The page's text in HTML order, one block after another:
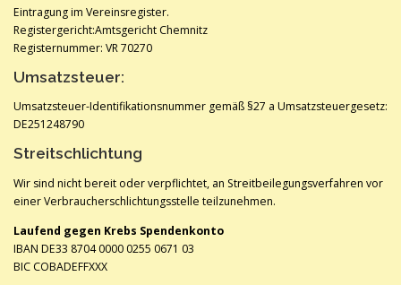
Eintragung im Vereinsregister.
Registergericht:Amtsgericht Chemnitz
Registernummer: VR 70270
Umsatzsteuer:
Umsatzsteuer-Identifikationsnummer gemäß §27 a Umsatzsteuergesetz:
DE251248790
Streitschlichtung
Wir sind nicht bereit oder verpflichtet, an Streitbeilegungsverfahren vor
einer Verbraucherschlichtungsstelle teilzunehmen.
Laufend gegen Krebs Spendenkonto
IBAN DE33 8704 0000 0255 0671 03
BIC COBADEFFXXX